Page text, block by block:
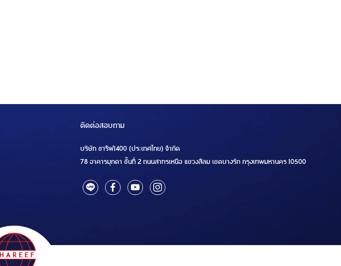
ติดต่อสอบถาม
บริษัท ชารีฟ1400 (ประเทศไทย) จำกัด
78 อาคารมุกดา ชั้นที่ 2 ถนนสาทรเหนือ แขวงสีลม เขตบางรัก กรุงเทพมหานคร 10500